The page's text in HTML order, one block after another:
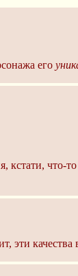
его
кстати,
эти качества